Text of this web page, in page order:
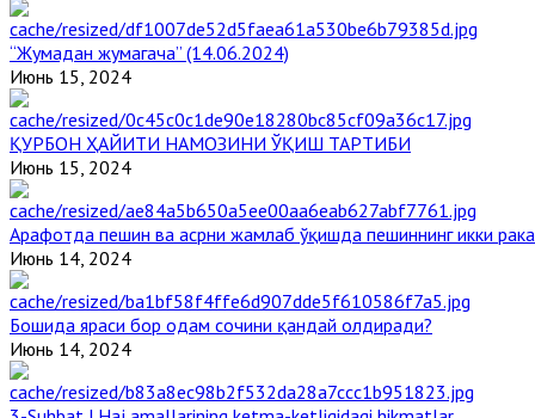
“Жумадан жумагача” (14.06.2024)
Июнь 15, 2024
ҚУРБОН ҲАЙИТИ НАМОЗИНИ ЎҚИШ ТАРТИБИ
Июнь 15, 2024
Арафотда пешин ва асрни жамлаб ўқишда пешиннинг икки
Июнь 14, 2024
Бошида яраси бор одам сочини қандай олдиради?
Июнь 14, 2024